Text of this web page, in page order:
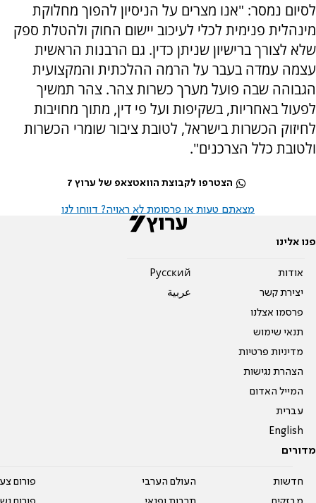
לסיום נמסר: "אנו מצרים על הניסיון להפוך מחלוקת
מינהלית פנימית לכלי לעיכוב יישום החוק ולהטלת ספק
שלא לצורך ברישיון שניתן כדין. גם הרבנות הראשית
עצמה עמדה בעבר על הרמה ההלכתית והמקצועית
הגבוהה שבה פועל מערך כשרות צהר. צהר תמשיך
לפעול באחריות, בשקיפות ועל פי דין, מתוך מחויבות
לחיזוק הכשרות בישראל, לטובת ציבור שומרי הכשרות
ולטובת כלל הצרכנים".
הצטרפו לקבוצת הוואטצאפ של ערוץ 7
מצאתם טעות או פרסומת לא ראויה? דווחו לנו
פנו אלינו
אודות
יצירת קשר
פרסמו אצלנו
תנאי שימוש
מדיניות פרטיות
הצהרת נגישות
המייל האדום
עברית
English
Pусский
عربية
מדורים
חדשות
העולם הערבי
פורום